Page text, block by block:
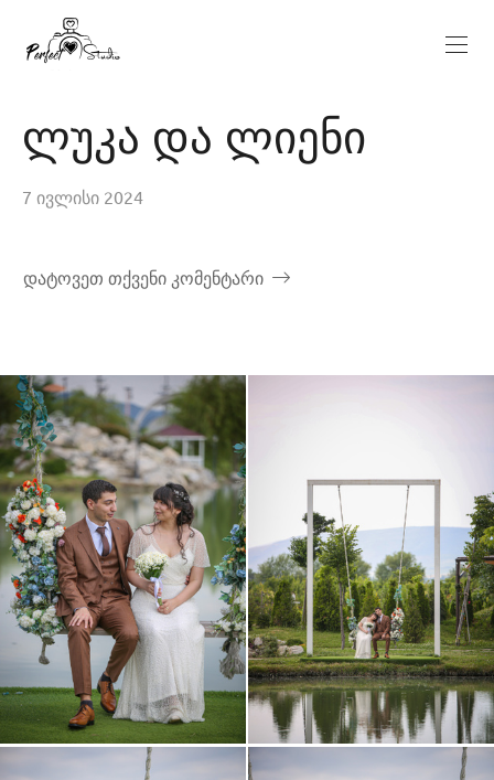
ლუკა და ლიენი
7 ივლისი 2024
დატოვეთ თქვენი კომენტარი